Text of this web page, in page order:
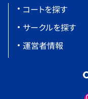
コートを探す
サークルを探す
運営者情報